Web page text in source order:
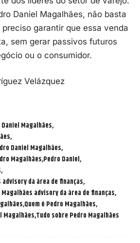
Daniel Magalhães, não basta
garantir que essa venda
sem gerar passivos futuros
ou o consumidor.
Velázquez
Magalhães
Daniel Magalhães
Magalhães Pedro Daniel
da área de finanças
advisory da área de finanças
Quem é Pedro Magalhães
Magalhães Tudo sobre Pedro Magalhães